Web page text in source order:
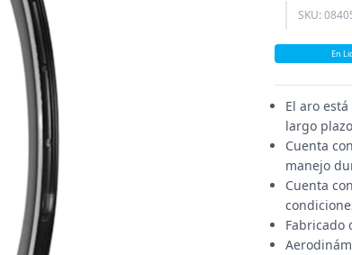
SKU:
En
El aro
largo
Cuenta
manejo
Cuenta
Fabricado